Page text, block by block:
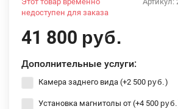
недоступен для заказа
41 800 руб.
Дополнительные услуги:
Камера заднего вида (+2 500 руб. )
Установка магнитолы от (+4 500 руб.